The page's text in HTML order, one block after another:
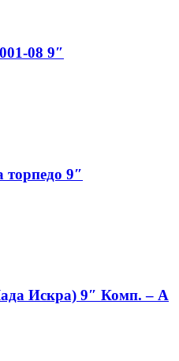
08 9″
торпедо 9″
Искра) 9″ Комп. – А